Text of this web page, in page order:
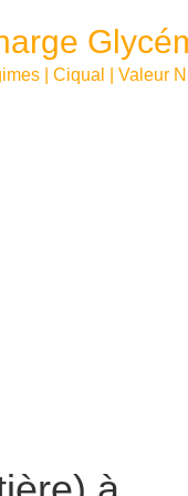
| Ciqual | Valeur